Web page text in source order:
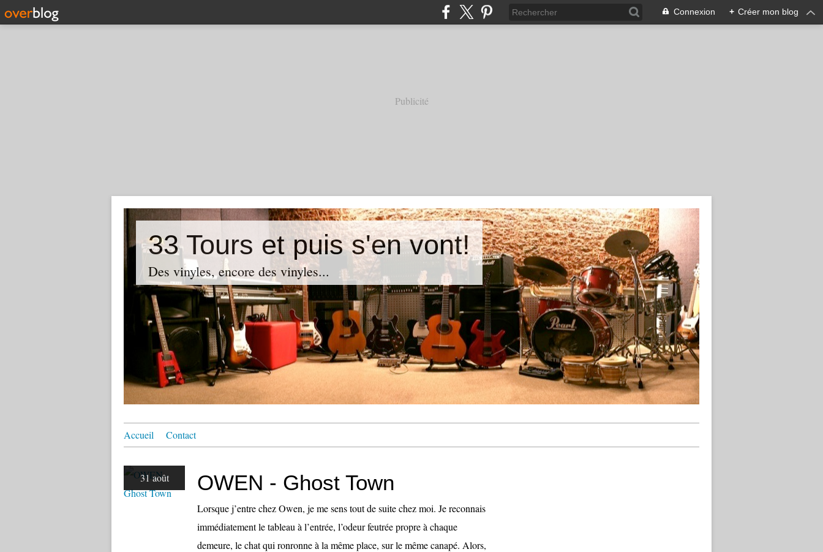
Connexion + Créer mon blog
Publicité
33 Tours et puis s'en vont!
Des vinyles, encore des vinyles...
Accueil Contact
31 août OWEN - Ghost Town
Lorsque j’entre chez Owen, je me sens tout de suite chez moi. Je reconnais
immédiatement le tableau à l’entrée, l’odeur feutrée propre à chaque
demeure, le chat qui ronronne à la même place, sur le même canapé. Alors,